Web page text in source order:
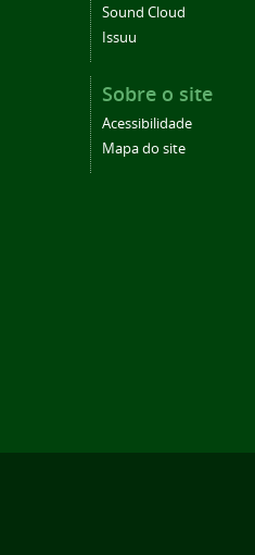
Sound Cloud
Issuu
Sobre o site
Acessibilidade
Mapa do site